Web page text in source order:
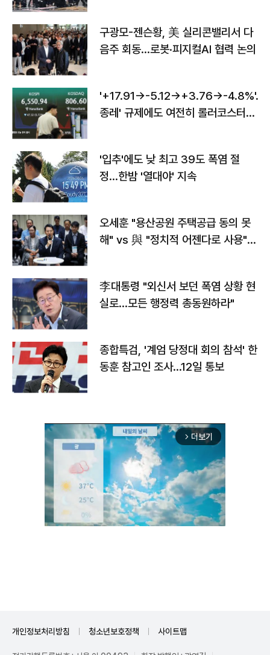
구광모-젠슨황, 美 실리콘밸리서 다
음주 회동…로봇·피지컬AI 협력 논의
'+17.91→-5.12→+3.76→-4.8%'…'
종레' 규제에도 여전히 롤러코스터
'입추'에도 낮 최고 39도 폭염 절
정…한밤 '열대야' 지속
오세훈 "용산공원 주택공급 동의 못
해" vs 與 "정치적 어젠다로 사용"
李대통령 "외신서 보던 폭염 상황 현
실로…모든 행정력 총동원하라"
종합특검, '계엄 당정대 회의 참석' 한
동훈 참고인 조사...12일 통보
arrow_forward_ios 더보기
개인정보처리방침 청소년보호정책 사이트맵